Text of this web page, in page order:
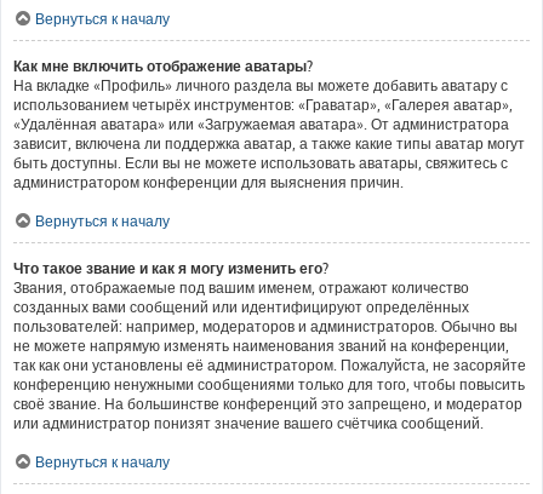
Вернуться к началу
Как мне включить отображение аватары?
На вкладке «Профиль» личного раздела вы можете добавить аватару с
использованием четырёх инструментов: «Граватар», «Галерея аватар»,
«Удалённая аватара» или «Загружаемая аватара». От администратора
зависит, включена ли поддержка аватар, а также какие типы аватар могут
быть доступны. Если вы не можете использовать аватары, свяжитесь с
администратором конференции для выяснения причин.
Вернуться к началу
Что такое звание и как я могу изменить его?
Звания, отображаемые под вашим именем, отражают количество
созданных вами сообщений или идентифицируют определённых
пользователей: например, модераторов и администраторов. Обычно вы
не можете напрямую изменять наименования званий на конференции,
так как они установлены её администратором. Пожалуйста, не засоряйте
конференцию ненужными сообщениями только для того, чтобы повысить
своё звание. На большинстве конференций это запрещено, и модератор
или администратор понизят значение вашего счётчика сообщений.
Вернуться к началу